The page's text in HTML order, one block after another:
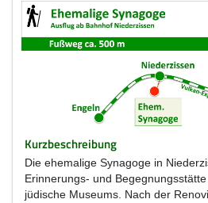
Kurzbeschreibung
Die ehemalige Synagoge in
Erinnerungs- und
jüdische Museums. Nach der